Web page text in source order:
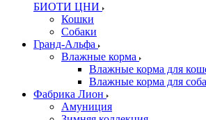
БИОТИ ЦНИ
Кошки
Собаки
Гранд-Альфа
Влажные корма
Влажные корма для
Влажные корма для
Фабрика Лион
Амуниция